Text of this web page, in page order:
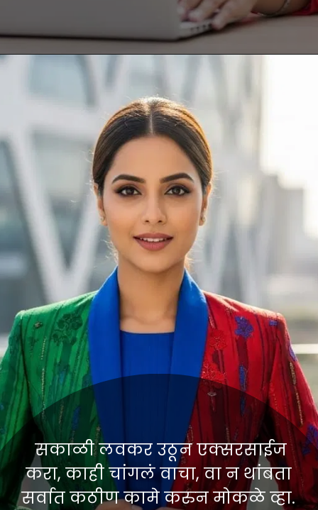
सकाळी लवकर उठून एक्सरसाईज
करा, काही चांगलं वाचा, वा न थांबता
सर्वात कठीण कामे करुन मोकळे व्हा.